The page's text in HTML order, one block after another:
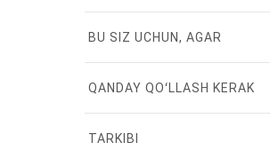
BU SIZ UCHUN, AGAR
QANDAY QOʻLLASH KERAK
TARKIBI